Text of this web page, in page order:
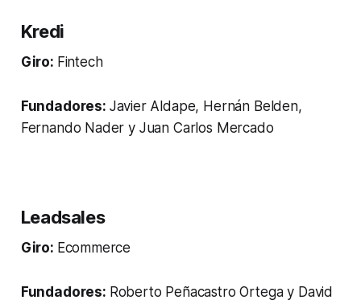
Kredi
Giro: Fintech
Fundadores: Javier Aldape, Hernán Belden,
Fernando Nader y Juan Carlos Mercado
Leadsales
Giro: Ecommerce
Fundadores: Roberto Peñacastro Ortega y David